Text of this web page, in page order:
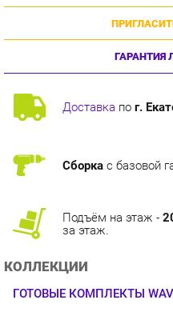
ГАРАНТИЯ
Доставкапог.
КОЛЛЕКЦИИ
ОПИСАНИЕ